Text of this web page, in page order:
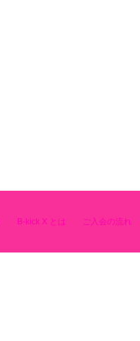
B-kick X とは ご入会の流れ